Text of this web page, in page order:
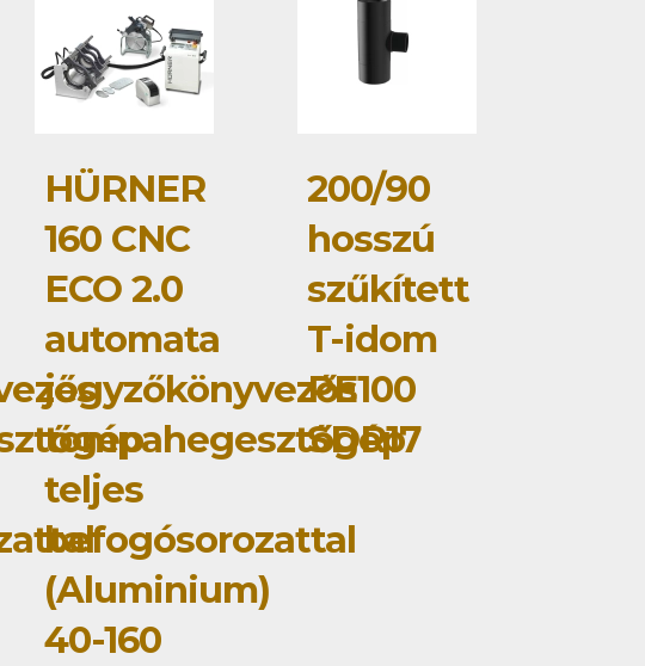
HÜRNER
160 CNC
ECO 2.0
automata
jegyzőkönyvezős
tompahegesztőgép
teljes
befogósorozattal
(Aluminium)
40-160
200/90
hosszú
szűkített
T-idom
PE100
SDR17